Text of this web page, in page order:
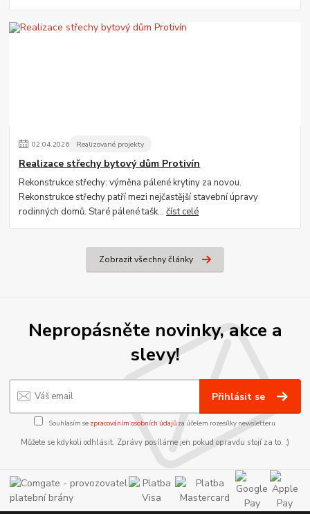
02.04.2026 Realizované projekty
Realizace střechy bytový dům Protivín
Rekonstrukce střechy: výměna pálené krytiny za novou.
Rekonstrukce střechy patří mezi nejčastější stavební úpravy
rodinných domů. Staré pálené tašk...číst celé
Zobrazit všechny články
Nepropásněte novinky, akce a
slevy!
Přihlásit se
Souhlasím se zpracováním osobních údajůza účelem rozesílky newsletteru.
Můžete se kdykoli odhlásit. Zprávy posíláme jen pokud opravdu stojí za to. :)